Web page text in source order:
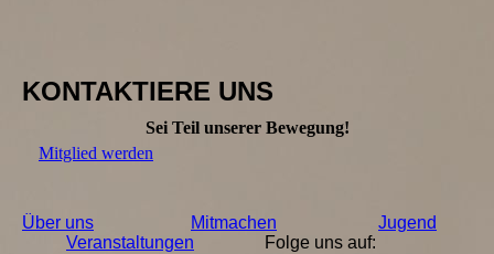
KONTAKTIERE UNS
Sei Teil unserer Bewegung!
Mitglied werden
Über uns Mitmachen
Jugend
Veranstaltungen Folge uns auf: